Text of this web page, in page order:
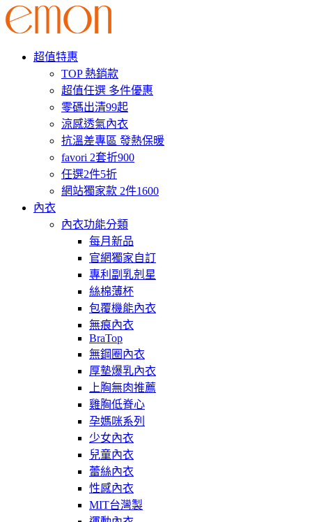
超值特惠
TOP 熱銷款
超值任選 多件優惠
零碼出清99起
涼感透氣內衣
抗溫差專區 發熱保暖
favori 2套折900
任選2件5折
網站獨家款 2件1600
內衣
內衣功能分類
每月新品
官網獨家自訂
專利副乳剋星
絲棉薄杯
包覆機能內衣
無痕內衣
BraTop
無鋼圈內衣
厚墊爆乳內衣
上胸無肉推薦
雞胸低脊心
孕媽咪系列
少女內衣
兒童內衣
蕾絲內衣
性感內衣
MIT台灣製